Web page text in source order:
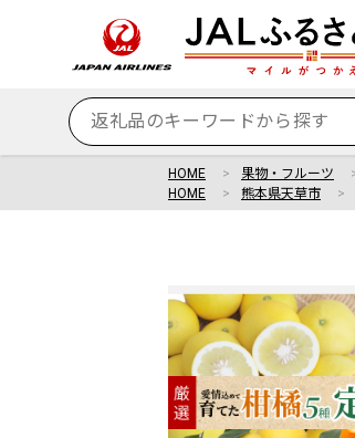
HOME 果物・フルーツ
HOME
熊本県天草市